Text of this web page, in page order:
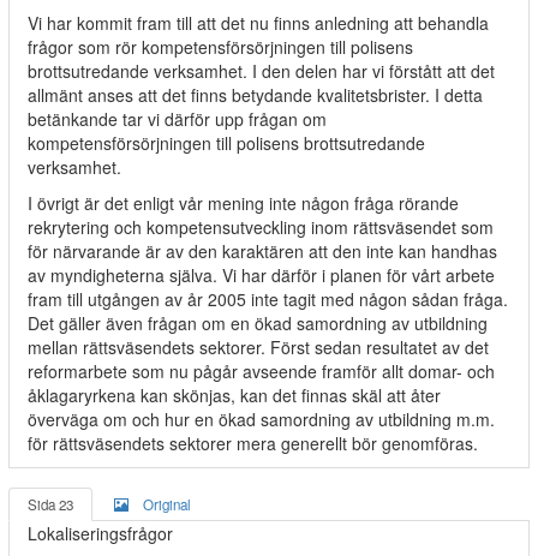
Vi har kommit fram till att det nu finns anledning att behandla
frågor som rör kompetensförsörjningen till polisens
brottsutredande verksamhet. I den delen har vi förstått att det
allmänt anses att det finns betydande kvalitetsbrister. I detta
betänkande tar vi därför upp frågan om
kompetensförsörjningen till polisens brottsutredande
verksamhet.
I övrigt är det enligt vår mening inte någon fråga rörande
rekrytering och kompetensutveckling inom rättsväsendet som
för närvarande är av den karaktären att den inte kan handhas
av myndigheterna själva. Vi har därför i planen för vårt arbete
fram till utgången av år 2005 inte tagit med någon sådan fråga.
Det gäller även frågan om en ökad samordning av utbildning
mellan rättsväsendets sektorer. Först sedan resultatet av det
reformarbete som nu pågår avseende framför allt domar- och
åklagaryrkena kan skönjas, kan det finnas skäl att åter
överväga om och hur en ökad samordning av utbildning m.m.
för rättsväsendets sektorer mera generellt bör genomföras.
Sida 23 Original
Lokaliseringsfrågor